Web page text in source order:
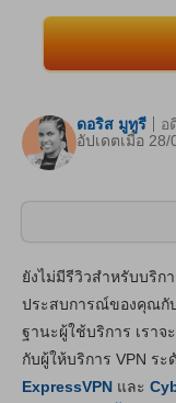
ดอริส มูทูรี
อัปเดตเมื่อ 28/
อ
คุณสมบัติหลัก
แอปและการติดตั้ง
ราคา
ยังไม่มีรีวิวสำหรับบริก
ประสบการณ์ของคุณกั
ฐานะผู้ใช้บริการ เราจ
กับผู้ให้บริการ VPN ร
ExpressVPN และ